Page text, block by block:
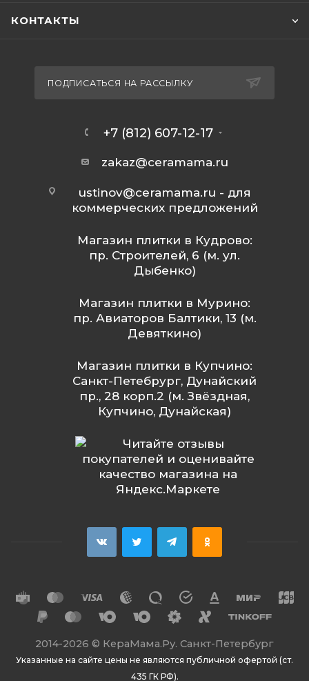
КОНТАКТЫ
ПОДПИСАТЬСЯ НА РАССЫЛКУ
+7 (812) 607-12-17
zakaz@ceramama.ru
ustinov@ceramama.ru - для
коммерческих предложений
Магазин плитки в Кудрово:
пр. Строителей, 6 (м. ул.
Дыбенко)
Магазин плитки в Мурино:
пр. Авиаторов Балтики, 13 (м.
Девяткино)
Магазин плитки в Купчино:
Санкт-Петебрург, Дунайский
пр., 28 корп.2 (м. Звёздная,
Купчино, Дунайская)
2014-2026 © КераМама.Ру. Санкт-Петербург
Указанные на сайте цены не являются публичной офертой (ст.
435 ГК РФ).